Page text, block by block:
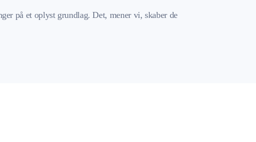
på et oplyst grundlag. Det, mener vi, skaber de